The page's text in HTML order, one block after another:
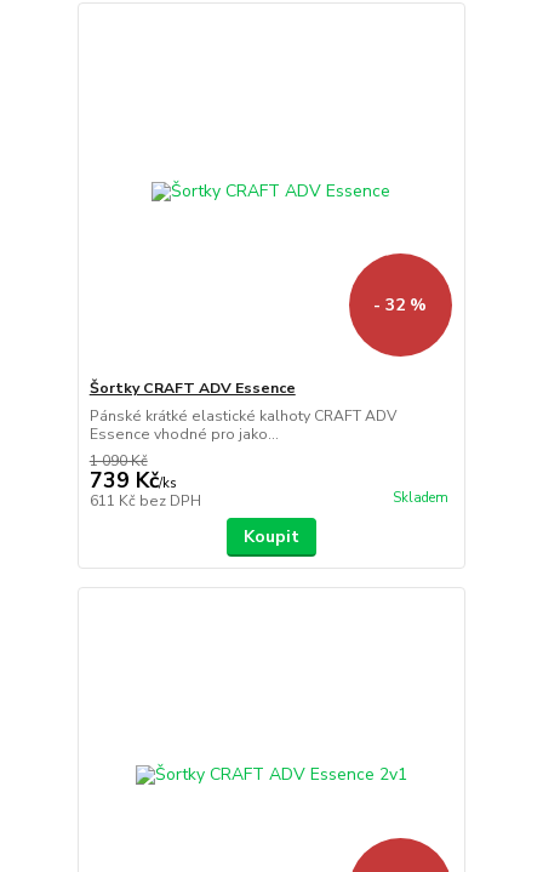
- 32 %
Šortky CRAFT ADV Essence
Pánské krátké elastické kalhoty CRAFT ADV
Essence vhodné pro jako...
1 090 Kč
739 Kč/ks
611 Kč bez DPH Skladem
Koupit